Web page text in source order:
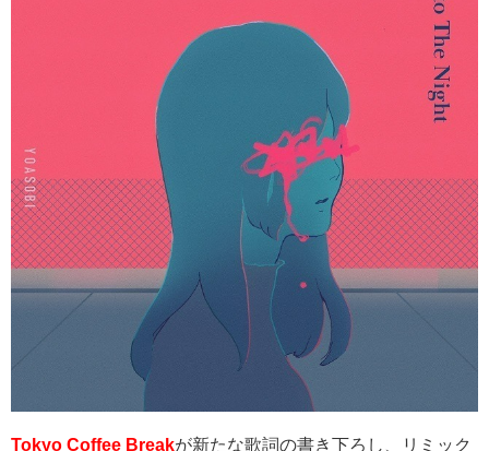
Tokyo Coffee Breakが新たな歌詞の書き下ろし、リミック